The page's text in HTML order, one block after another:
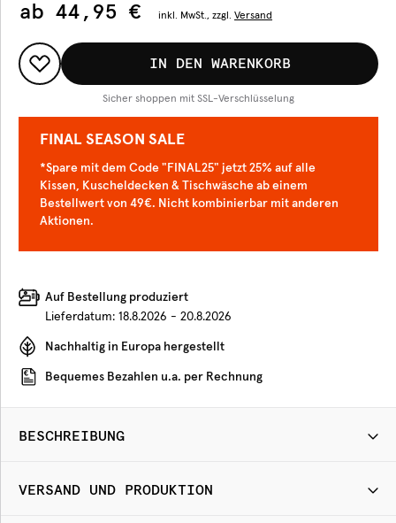
ab 44,95 € inkl. MwSt., zzgl. Versand
IN DEN WARENKORB
Sicher shoppen mit SSL-Verschlüsselung
FINAL SEASON SALE
*Spare mit dem Code "FINAL25" jetzt 25% auf alle
Kissen, Kuscheldecken & Tischwäsche ab einem
Bestellwert von 49€. Nicht kombinierbar mit anderen
Aktionen.
Auf Bestellung produziert
Lieferdatum: 18.8.2026 - 20.8.2026
Nachhaltig in Europa hergestellt
Bequemes Bezahlen u.a. per Rechnung
BESCHREIBUNG
VERSAND UND PRODUKTION